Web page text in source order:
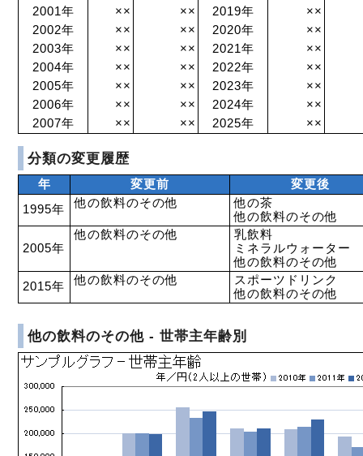
2001年
×× ×× 2019年
××
2002年
×× ×× 2020年
××
2003年
×× ×× 2021年
××
2004年
×× ×× 2022年
××
2005年
×× ×× 2023年
××
2006年
×× ×× 2024年
××
2007年
×× ×× 2025年 ××
分類の変更履歴
年 変更前
変更後
1995年
他の飲料のその他
他の茶
他の飲料のその他
2005年
他の飲料のその他
乳飲料
ミネラルウォーター
他の飲料のその他
2015年
他の飲料のその他
スポーツドリンク
他の飲料のその他
他の飲料のその他 - 世帯主年齢別